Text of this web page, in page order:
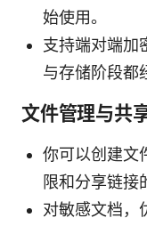
始使用。
支持端对端加
与存储阶段都
文件管理与共
你可以创建文
限和分享链接
对敏感文档，